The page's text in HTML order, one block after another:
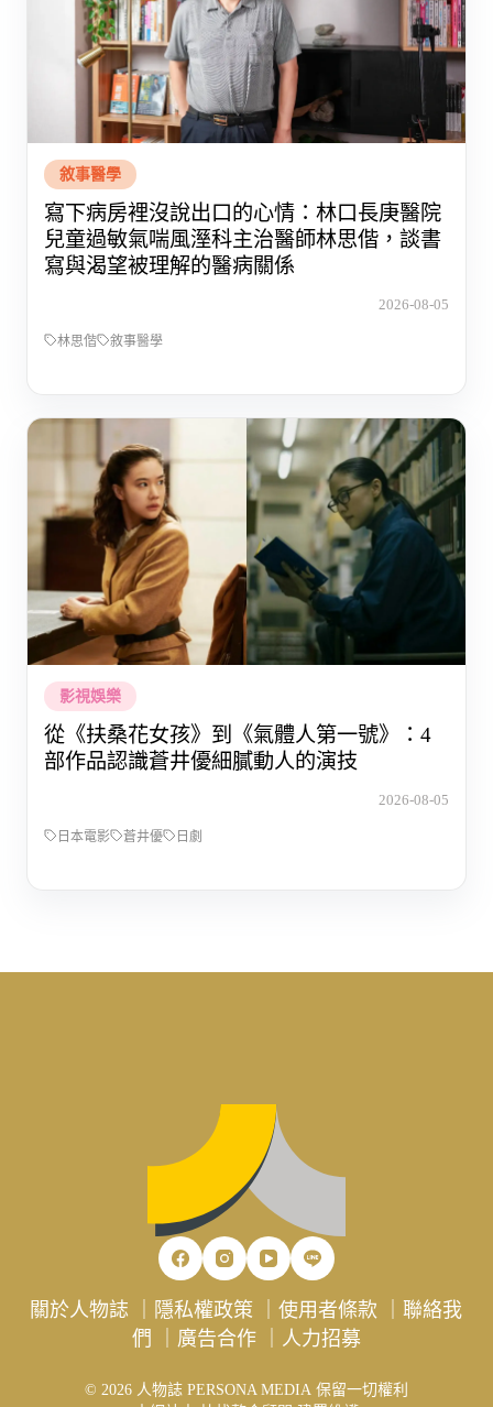
敘事醫學
寫下病房裡沒說出口的心情：林口長庚醫院
兒童過敏氣喘風溼科主治醫師林思偕，談書
寫與渴望被理解的醫病關係
2026-08-05
林思偕 敘事醫學
影視娛樂
從《扶桑花女孩》到《氣體人第一號》：4
部作品認識蒼井優細膩動人的演技
2026-08-05
日本電影 蒼井優 日劇
關於人物誌 隱私權政策 ｜使用者條款 ｜聯絡我
們
廣告合作｜ 人力招募
© 2026 人物誌 PERSONA MEDIA 保留一切權利